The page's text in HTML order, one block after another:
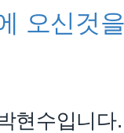
오신것
현수입니다.